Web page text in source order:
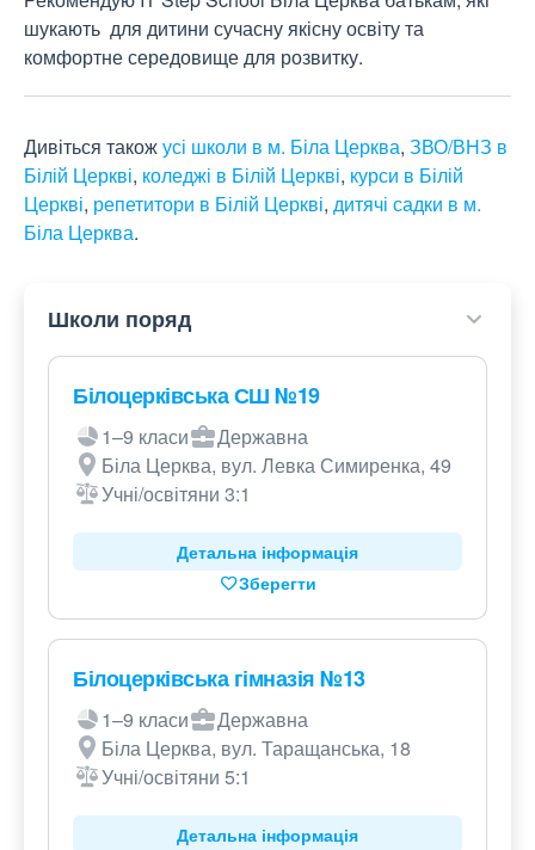
шукають  для дитини сучасну якісну освіту та
комфортне середовище для розвитку.
Дивіться такожусі школи в м. Біла Церква, ЗВО/ВНЗ в
Білій Церкві, коледжі в Білій Церкві, курси в Білій
Церкві, репетитори в Білій Церкві, дитячі садки в м.
Біла Церква.
Школи поряд
Білоцерківська СШ №19
1–9 класи
Державна
Біла Церква, вул. Левка Симиренка, 49
Учні/освітяни 3:1
Детальна інформація
Зберегти
Білоцерківська гімназія №13
1–9 класи
Державна
Біла Церква, вул. Таращанська, 18
Учні/освітяни 5:1
Детальна інформація